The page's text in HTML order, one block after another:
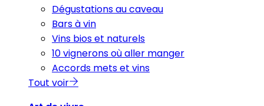
Dégustations au caveau
Bars à vin
Vins bios et naturels
10 vignerons où aller manger
Accords mets et vins
Tout voir